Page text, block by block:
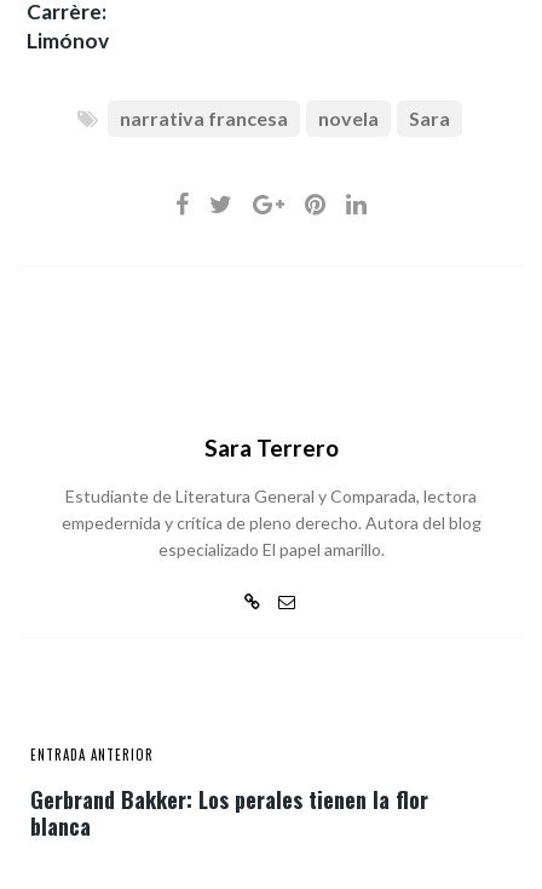
Carrère:
Limónov
narrativa francesa novela Sara
Sara Terrero
Estudiante de Literatura General y Comparada, lectora
empedernida y crítica de pleno derecho. Autora del blog
especializado El papel amarillo.
ENTRADA ANTERIOR
Gerbrand Bakker: Los perales tienen la flor
blanca